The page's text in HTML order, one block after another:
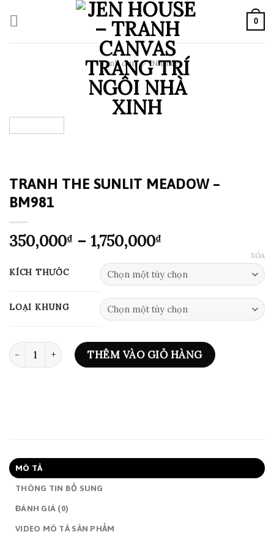
0
Tranh đơn / Nature
TRANH THE SUNLIT MEADOW –
BM981
350,000₫ – 1,750,000₫
từ
350,000₫
đến
1,750,000₫
KÍCH THƯỚC
LOẠI KHUNG
XÓA
TRANH THE SUNLIT MEADOW – BM981 số lượng
THÊM VÀO GIỎ HÀNG
MÔ TẢ
THÔNG TIN BỔ SUNG
ĐÁNH GIÁ (0)
VIDEO MÔ TẢ SẢN PHẨM